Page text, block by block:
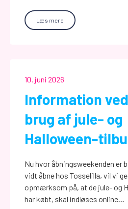
Læs mere
10. juni 2026
Information
brug af jule- og
Halloween-
Nu hvor åbningsweekenden er
vidt åbne hos Tosselilla, vil vi
opmærksom på, at de jule- og
har købt, skal indløses online…